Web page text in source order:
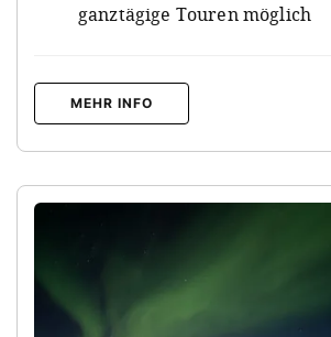
ganztägige Touren möglich
MEHR INFO